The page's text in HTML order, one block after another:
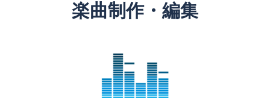
楽曲制作・編集